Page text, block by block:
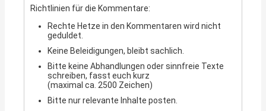
Richtlinien für die Kommentare:
Rechte Hetze in den Kommentaren wird nicht
geduldet.
Keine Beleidigungen, bleibt sachlich.
Bitte keine Abhandlungen oder sinnfreie Texte
schreiben, fasst euch kurz
(maximal ca. 2500 Zeichen)
Bitte nur relevante Inhalte posten.